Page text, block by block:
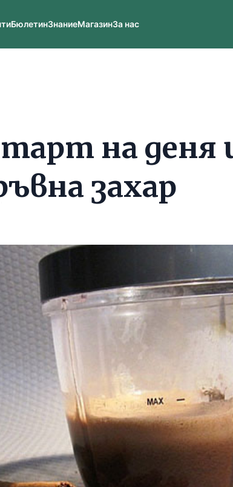
БюлетинЗнаниеМагазинЗа нас
на деня
захар